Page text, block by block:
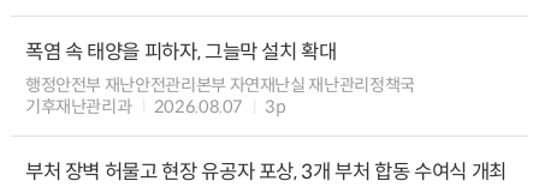
폭염 속 태양을 피하자, 그늘막 설치 확대
행정안전부 재난안전관리본부 자연재난실 재난관리정책국
기후재난관리과
2026.08.07 3p
부처 장벽 허물고 현장 유공자 포상, 3개 부처 합동 수여식 개최